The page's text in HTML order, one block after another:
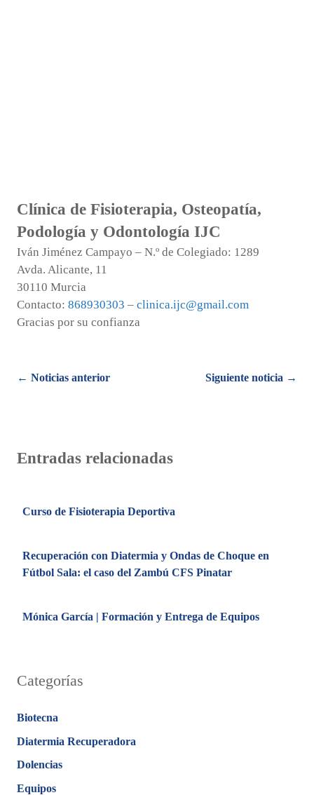
Clínica de Fisioterapia, Osteopatía,
Podología y Odontología IJC
Iván Jiménez Campayo – N.º de Colegiado: 1289
Avda. Alicante, 11
30110 Murcia
Contacto: 868930303 – clinica.ijc@gmail.com
Gracias por su confianza
Posts
← Noticias anterior Siguiente noticia →
Entradas relacionadas
Curso de Fisioterapia Deportiva
Recuperación con Diatermia y Ondas de Choque en
Fútbol Sala: el caso del Zambú CFS Pinatar
Mónica García | Formación y Entrega de Equipos
Categorías
Biotecna
Diatermia Recuperadora
Dolencias
Equipos